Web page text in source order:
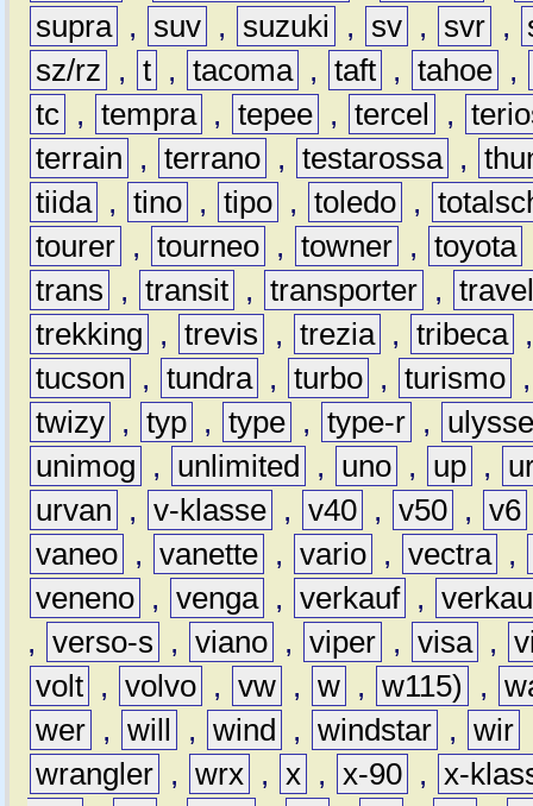
supra , suv , suzuki , sv , svr ,
sz/rz
, t , tacoma , taft , tahoe ,
tc , tempra , tepee , tercel ,
terrain
, terrano , testarossa ,
tiida , tino , tipo , toledo ,
tourer , tourneo , towner , toyota
trans
, transit , transporter ,
trekking
, trevis , trezia , tribeca
tucson
, tundra , turbo , turismo
twizy , typ , type , type-r ,
unimog
, unlimited , uno , up ,
urvan
, v-klasse , v40 , v50 , v6
vaneo , vanette , vario , vectra ,
veneno , venga , verkauf ,
, verso-s , viano , viper , visa ,
volt , volvo , vw , w , w115) ,
wer , will , wind , windstar , wir
wrangler , wrx , x , x-90 , x-